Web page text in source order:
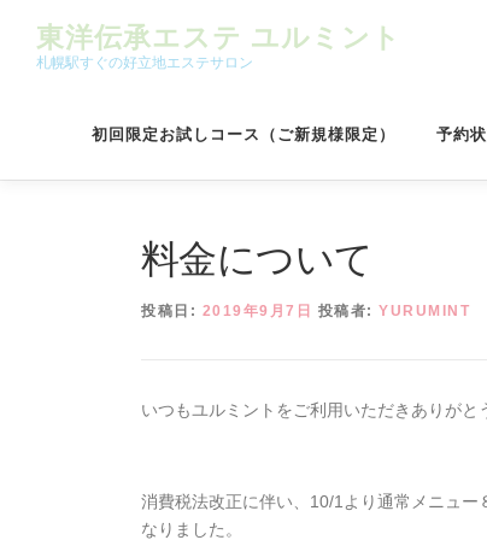
東洋伝承エステ ユルミント
札幌駅すぐの好立地エステサロン
初回限定お試しコース（ご新規様限定） 予約
料金について
投稿日: 2019年9月7日 投稿者: YURUMINT
いつもユルミントをご利用いただきありがと
消費税法改正に伴い、10/1より通常メニュ
なりました。